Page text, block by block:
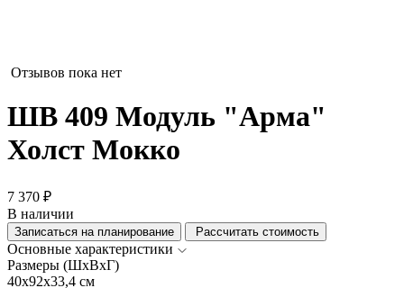
Отзывов пока нет
ШВ 409 Модуль "Арма"
Холст Мокко
7 370 ₽
В наличии
Записаться на планирование Рассчитать стоимость
Основные характеристики
Размеры (ШхВхГ)
40x92x33,4 см